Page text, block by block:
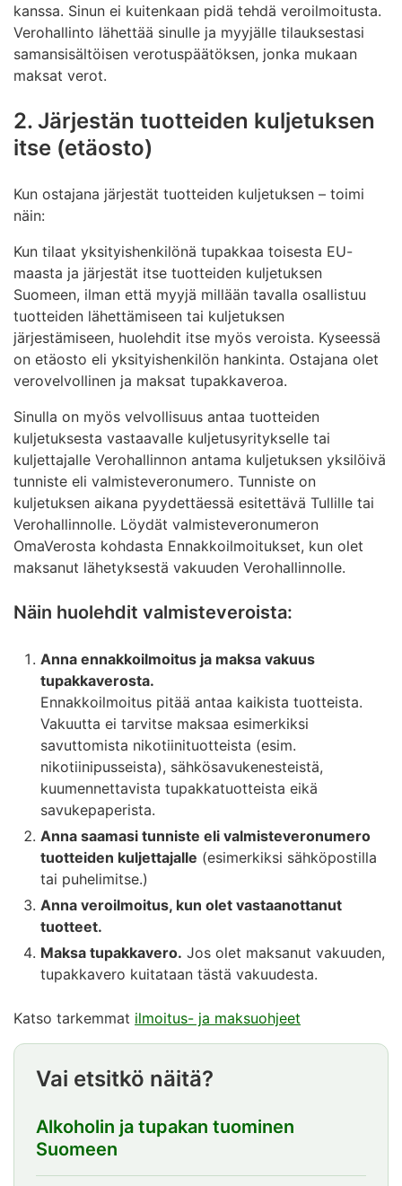
kanssa. Sinun ei kuitenkaan pidä tehdä veroilmoitusta.
Verohallinto lähettää sinulle ja myyjälle tilauksestasi
samansisältöisen verotuspäätöksen, jonka mukaan
maksat verot.
2. Järjestän tuotteiden kuljetuksen
itse (etäosto)
Kun ostajana järjestät tuotteiden kuljetuksen – toimi
näin:
Kun tilaat yksityishenkilönä tupakkaa toisesta EU-
maasta ja järjestät itse tuotteiden kuljetuksen
Suomeen, ilman että myyjä millään tavalla osallistuu
tuotteiden lähettämiseen tai kuljetuksen
järjestämiseen, huolehdit itse myös veroista. Kyseessä
on etäosto eli yksityishenkilön hankinta. Ostajana olet
verovelvollinen ja maksat tupakkaveroa.
Sinulla on myös velvollisuus antaa tuotteiden
kuljetuksesta vastaavalle kuljetusyritykselle tai
kuljettajalle Verohallinnon antama kuljetuksen yksilöivä
tunniste eli valmisteveronumero. Tunniste on
kuljetuksen aikana pyydettäessä esitettävä Tullille tai
Verohallinnolle. Löydät valmisteveronumeron
OmaVerosta kohdasta Ennakkoilmoitukset, kun olet
maksanut lähetyksestä vakuuden Verohallinnolle.
Näin huolehdit valmisteveroista:
Anna ennakkoilmoitus ja maksa vakuus
tupakkaverosta.
Ennakkoilmoitus pitää antaa kaikista tuotteista.
Vakuutta ei tarvitse maksaa esimerkiksi
savuttomista nikotiinituotteista (esim.
nikotiinipusseista), sähkösavukenesteistä,
kuumennettavista tupakkatuotteista eikä
savukepaperista.
Anna saamasi tunniste eli valmisteveronumero
tuotteiden kuljettajalle (esimerkiksi sähköpostilla
tai puhelimitse.)
Anna veroilmoitus, kun olet vastaanottanut
tuotteet.
Maksa tupakkavero. Jos olet maksanut vakuuden,
tupakkavero kuitataan tästä vakuudesta.
Katso tarkemmat ilmoitus- ja maksuohjeet
Vai etsitkö näitä?
Alkoholin ja tupakan tuominen
Suomeen